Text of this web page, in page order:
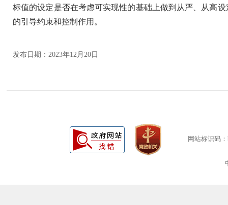
标值的设定是否在考虑可实现性的基础上做到从严、从高
的引导约束和控制作用。
发布日期：2023年12月20日
网站标识码